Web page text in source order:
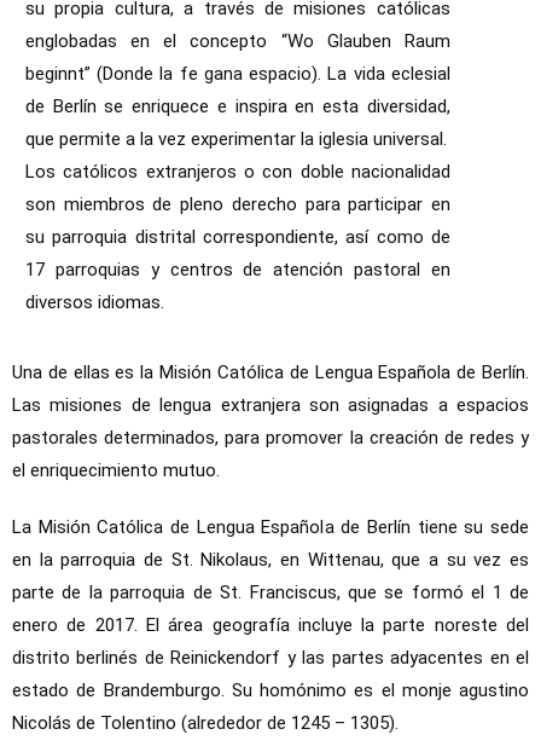
su propia cultura, a través de misiones católicas
englobadas en el concepto “Wo Glauben Raum
beginnt” (Donde la fe gana espacio). La vida eclesial
de Berlín se enriquece e inspira en esta diversidad,
que permite a la vez experimentar la iglesia universal.
Los católicos extranjeros o con doble nacionalidad
son miembros de pleno derecho para participar en
su parroquia distrital correspondiente, así como de
17 parroquias y centros de atención pastoral en
diversos idiomas.
Una de ellas es la Misión Católica de Lengua Española de Berlín.
Las misiones de lengua extranjera son asignadas a espacios
pastorales determinados, para promover la creación de redes y
el enriquecimiento mutuo.
La Misión Católica de Lengua Española de Berlín tiene su sede
en la parroquia de St. Nikolaus, en Wittenau, que a su vez es
parte de la parroquia de St. Franciscus, que se formó el 1 de
enero de 2017. El área geografía incluye la parte noreste del
distrito berlinés de Reinickendorf y las partes adyacentes en el
estado de Brandemburgo. Su homónimo es el monje agustino
Nicolás de Tolentino (alrededor de 1245 – 1305).